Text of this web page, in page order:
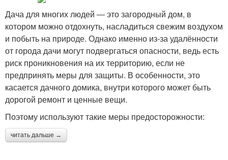
Дача для многих людей ― это загородный дом, в
котором можно отдохнуть, насладиться свежим воздухом
и побыть на природе. Однако именно из-за удалённости
от города дачи могут подвергаться опасности, ведь есть
риск проникновения на их территорию, если не
предпринять меры для защиты. В особенности, это
касается дачного домика, внутри которого может быть
дорогой ремонт и ценные вещи.
Поэтому используют такие меры предосторожности:
читать дальше →